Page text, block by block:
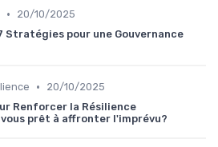
•
20/10/2025
Stratégies pour une Gouvernance
•
20/10/2025
Renforcer la Résilience
prêt à affronter l'imprévu?